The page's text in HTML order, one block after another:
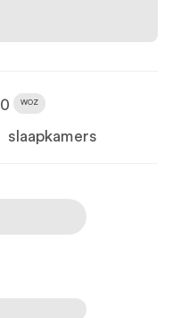
0 WOZ
slaapkamers